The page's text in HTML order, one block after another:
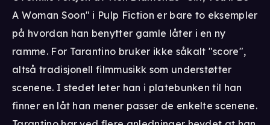
A Woman Soon" i Pulp Fiction er bare to eksempler
på hvordan han benytter gamle låter i en ny
ramme. For Tarantino bruker ikke såkalt "score",
altså tradisjonell filmmusikk som understøtter
scenene. I stedet leter han i platebunken til han
finner en låt han mener passer de enkelte scenene.